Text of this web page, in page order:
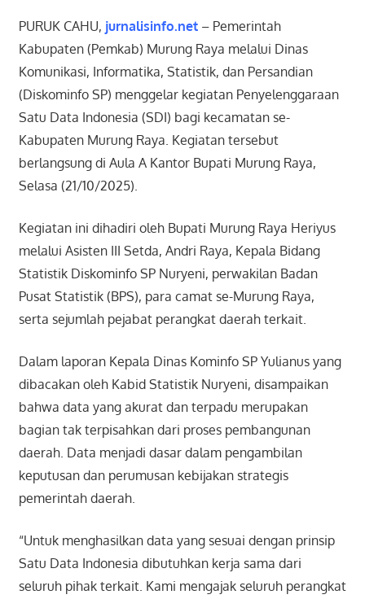
PURUK CAHU, jurnalisinfo.net– Pemerintah
Kabupaten (Pemkab) Murung Raya melalui Dinas
Komunikasi, Informatika, Statistik, dan Persandian
(Diskominfo SP) menggelar kegiatan Penyelenggaraan
Satu Data Indonesia (SDI) bagi kecamatan se-
Kabupaten Murung Raya. Kegiatan tersebut
berlangsung di Aula A Kantor Bupati Murung Raya,
Selasa (21/10/2025).
Kegiatan ini dihadiri oleh Bupati Murung Raya Heriyus
melalui Asisten III Setda, Andri Raya, Kepala Bidang
Statistik Diskominfo SP Nuryeni, perwakilan Badan
Pusat Statistik (BPS), para camat se-Murung Raya,
serta sejumlah pejabat perangkat daerah terkait.
Dalam laporan Kepala Dinas Kominfo SP Yulianus yang
dibacakan oleh Kabid Statistik Nuryeni, disampaikan
bahwa data yang akurat dan terpadu merupakan
bagian tak terpisahkan dari proses pembangunan
daerah. Data menjadi dasar dalam pengambilan
keputusan dan perumusan kebijakan strategis
pemerintah daerah.
“Untuk menghasilkan data yang sesuai dengan prinsip
Satu Data Indonesia dibutuhkan kerja sama dari
seluruh pihak terkait. Kami mengajak seluruh perangkat